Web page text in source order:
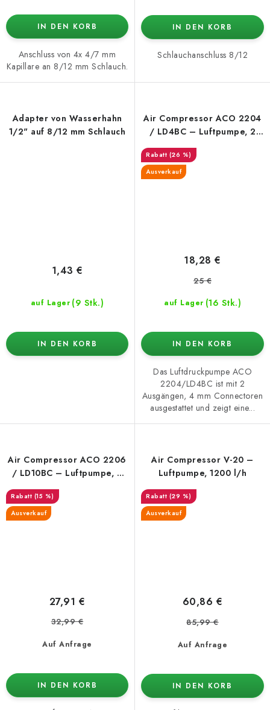
IN DEN KORB
Anschluss von 4x 4/7 mm
Kapillare an 8/12 mm Schlauch.
IN DEN KORB
Schlauchanschluss 8/12
Adapter von Wasserhahn
1/2" auf 8/12 mm Schlauch
auf Lager (9 Stk.)
1,43 €
IN DEN KORB
Air Compressor ACO 2204
/ LD4BC – Luftpumpe, 2
Ausgänge, 240 l/h
(26 %)
Ausverkauf
auf Lager (16 Stk.)
18,28 €
25 €
IN DEN KORB
Das Luftdruckpumpe ACO
2204/LD4BC ist mit 2
Ausgängen, 4 mm Connectoren
ausgestattet und zeigt eine...
Air Compressor ACO 2206
/ LD10BC – Luftpumpe, 4
Ausgänge, 600 l/h
(15 %)
Ausverkauf
Auf Anfrage
27,91 €
32,99 €
IN DEN KORB
Air Compressor V-20 –
Luftpumpe, 1200 l/h
(29 %)
Ausverkauf
Auf Anfrage
60,86 €
85,99 €
IN DEN KORB